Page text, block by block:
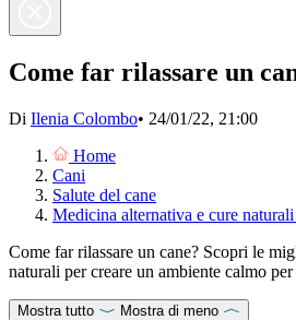
Come far rilassare un
Di Ilenia Colombo• 24/01/22, 21:00
Home
Cani
Salute del cane
Medicina alternativa e cure
Come far rilassare un cane? Scopri le
naturali per creare un ambiente calmo
Mostra tutto Mostra di meno